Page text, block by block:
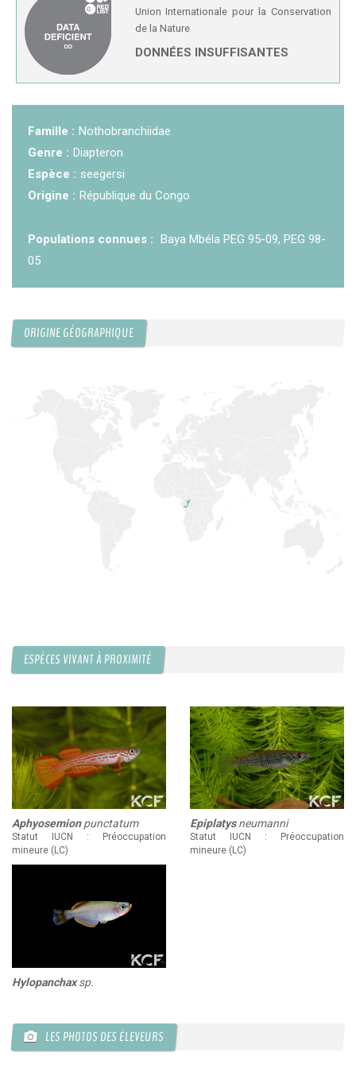
12 sep 2026
KCF ÎLE DE FRANCE :
de Septembre
13 sep 2026
KCF NORMANDIE :Réunion de SectionEn
CZKA RÉPUBLIQUE TCHÈQUE :
CZKA 2026
25-27 sep 2026 KCF FRANCE :52ème congrès du KCF
16-18 oct 2026
Union Internationale pour la Conservation
de la Nature
DONNÉES INSUFFISANTES
Famille : Nothobranchiidae
Genre : Diapteron
Espèce : seegersi
Origine : République du Congo
Populations connues : Baya Mbéla PEG 95-09, PEG 98-
05
ORIGINE GÉOGRAPHIQUE
ESPÈCES VIVANT À PROXIMITÉ
Aphyosemionpunctatum
Statut IUCN : Préoccupation
mineure (LC)
Epiplatysneumanni
Statut IUCN : Préoccupation
mineure (LC)
Hylopanchaxsp.
LES PHOTOS DES ÉLEVEURS